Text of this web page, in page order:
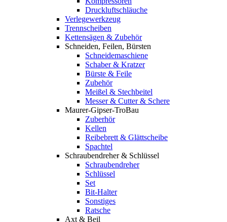
Druckluftschläuche
Verlegewerkzeug
Trennscheiben
Kettensägen & Zubehör
Schneiden, Feilen, Bürsten
Schneidemaschiene
Schaber & Kratzer
Bürste & Feile
Zubehör
Meißel & Stechbeitel
Messer & Cutter & Schere
Maurer-Gipser-TroBau
Zuberhör
Kellen
Reibebrett & Glättscheibe
Spachtel
Schraubendreher & Schlüssel
Schraubendreher
Schlüssel
Set
Bit-Halter
Sonstiges
Ratsche
Axt & Beil